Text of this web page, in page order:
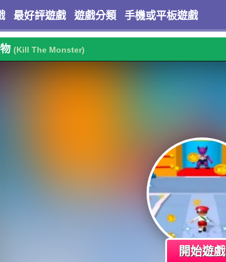
最好評遊戲 遊戲分類 手機或平板遊戲
(Kill The Monster)
開始遊戲